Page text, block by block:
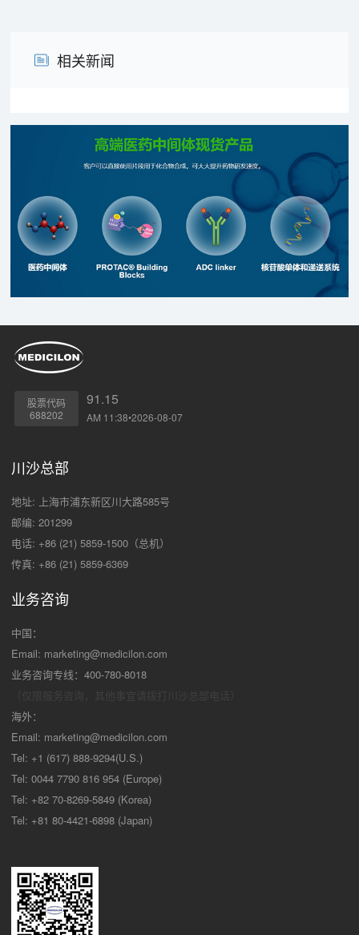
相关新闻
股票代码
688202
91.15
AM 11:38•2026-08-07
川沙总部
地址: 上海市浦东新区川大路585号
邮编: 201299
电话: +86 (21) 5859-1500（总机）
传真: +86 (21) 5859-6369
业务咨询
中国：
Email: marketing@medicilon.com
业务咨询专线：400-780-8018
海外：
Email: marketing@medicilon.com
Tel: +1 (617) 888-9294(U.S.)
Tel: 0044 7790 816 954 (Europe)
Tel: +82 70-8269-5849 (Korea)
Tel: +81 80-4421-6898 (Japan)